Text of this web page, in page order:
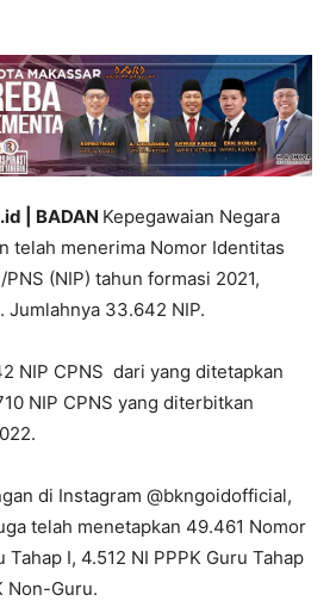
| BADAN Kepegawaian Negara
telah menerima Nomor Identitas
(NIP) tahun formasi 2021,
Jumlahnya 33.642 NIP.
NIP CPNS dari yang ditetapkan
NIP CPNS yang diterbitkan
di Instagram @bkngoidofficial,
telah menetapkan 49.461 Nomor
Tahap I, 4.512 NI PPPK Guru Tahap
Non-Guru.